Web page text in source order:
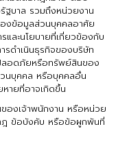
ฐบาล รวมถึงหน่วยงาน
องข้อมูลส่วนบุคคลอาศัย
และนโยบายที่เกี่ยวข้องกับ
ดำเนินธุรกิจของบริษัท
ลอดภัยหรือทรัพย์สินของ
นบุคคล หรือบุคคลอื่น
ายที่อาจเกิดขึ้น
องเจ้าพนักงาน หรือหน่วย
ฎ ข้อบังคับ หรือข้อผูกพันที่